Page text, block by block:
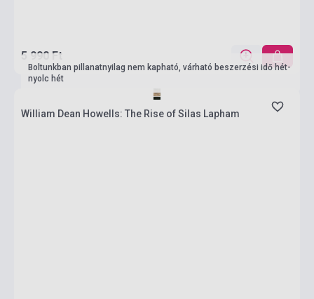
5 990 Ft
Boltunkban pillanatnyilag nem kapható, várható beszerzési idő hét-
nyolc hét
William Dean Howells: The Rise of Silas Lapham